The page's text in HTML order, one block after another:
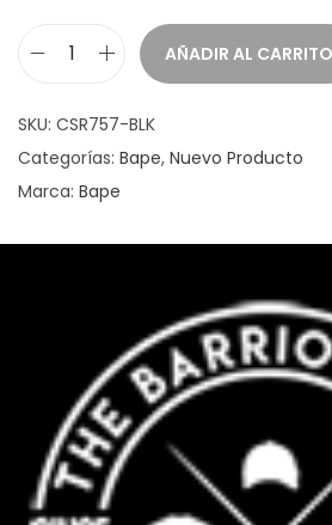
AÑADIR AL CARRITO
SKU: CSR757-BLK
Categorías: Bape, Nuevo Producto
Marca: Bape